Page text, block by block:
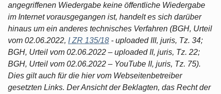
angegriffenen Wiedergabe keine öffentliche Wiedergabe
im Internet vorausgegangen ist, handelt es sich darüber
hinaus um ein anderes technisches Verfahren (BGH, Urteil
vom 02.06.2022, I ZR 135/18 - uploaded III, juris, Tz. 34;
BGH, Urteil vom 02.06.2022 – uploaded II, juris, Tz. 22;
BGH, Urteil vom 02.06.2022 – YouTube II, juris, Tz. 75).
Dies gilt auch für die hier vom Webseitenbetreiber
gesetzten Links. Der Ansicht der Beklagten, das Recht der